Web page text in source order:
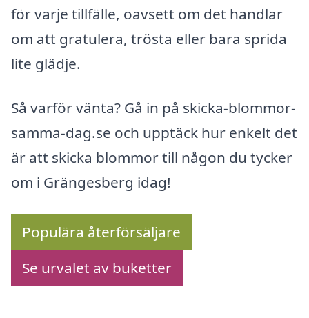
för varje tillfälle, oavsett om det handlar
om att gratulera, trösta eller bara sprida
lite glädje.
Så varför vänta? Gå in på skicka-blommor-
samma-dag.se och upptäck hur enkelt det
är att skicka blommor till någon du tycker
om i Grängesberg idag!
Populära återförsäljare
Se urvalet av buketter